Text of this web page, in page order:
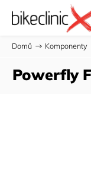
Domů / Komponenty
Powerfly